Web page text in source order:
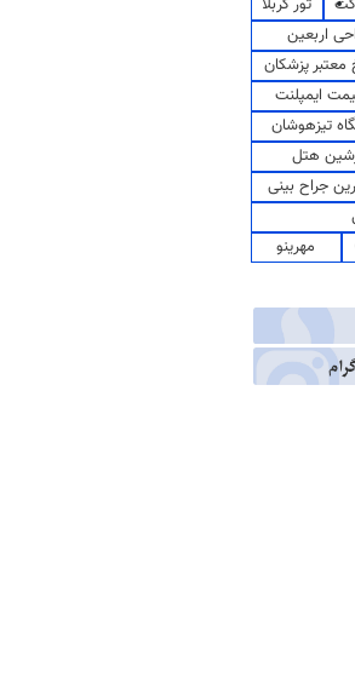
اربعین
پزشکان
ایمپلنت
تیزهوشان
هتل
جراح بینی
مهرینو